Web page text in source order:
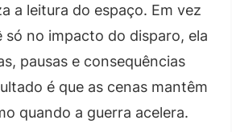
a leitura do espaço. Em vez
só no impacto do disparo, ela
pausas e consequências
é que as cenas mantêm
quando a guerra acelera.